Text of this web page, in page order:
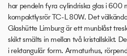
har pendeln fyra cylindriska glas i 600
kompaktlysrör TC-L 80W. Det
Glashütte Limburg är ett munblåst
skikt smälts in mellan två kristallskikt.
i rektangulär form. Armaturhus,